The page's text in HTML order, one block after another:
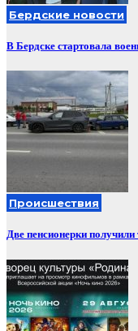
Бердские новости
В Бердске стартовала
Происшествия
Две пенсионерки